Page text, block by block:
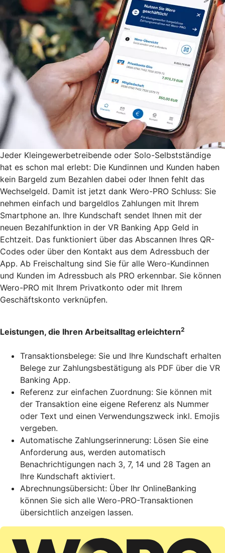
Jeder Kleingewerbetreibende oder Solo-Selbstständige
hat es schon mal erlebt: Die Kundinnen und Kunden haben
kein Bargeld zum Bezahlen dabei oder Ihnen fehlt das
Wechselgeld. Damit ist jetzt dank Wero-PRO Schluss: Sie
nehmen einfach und bargeldlos Zahlungen mit Ihrem
Smartphone an. Ihre Kundschaft sendet Ihnen mit der
neuen Bezahlfunktion in der VR Banking App Geld in
Echtzeit. Das funktioniert über das Abscannen Ihres QR-
Codes oder über den Kontakt aus dem Adressbuch der
App. Ab Freischaltung sind Sie für alle Wero-Kundinnen
und Kunden im Adressbuch als PRO erkennbar. Sie können
Wero-PRO mit Ihrem Privatkonto oder mit Ihrem
Geschäftskonto verknüpfen.
Leistungen, die Ihren Arbeitsalltag erleichtern2
Transaktionsbelege: Sie und Ihre Kundschaft erhalten
Belege zur Zahlungsbestätigung als PDF über die VR
Banking App.
Referenz zur einfachen Zuordnung: Sie können mit
der Transaktion eine eigene Referenz als Nummer
oder Text und einen Verwendungszweck inkl. Emojis
vergeben.
Automatische Zahlungserinnerung: Lösen Sie eine
Anforderung aus, werden automatisch
Benachrichtigungen nach 3, 7, 14 und 28 Tagen an
Ihre Kundschaft aktiviert.
Abrechnungsübersicht: Über Ihr OnlineBanking
können Sie sich alle Wero-PRO-Transaktionen
übersichtlich anzeigen lassen.